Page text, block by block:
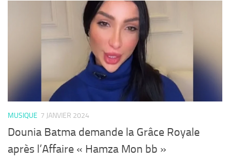
MUSIQUE 7 JANVIER 2024
Dounia Batma demande la Grâce Royale
après l’Affaire « Hamza Mon bb »